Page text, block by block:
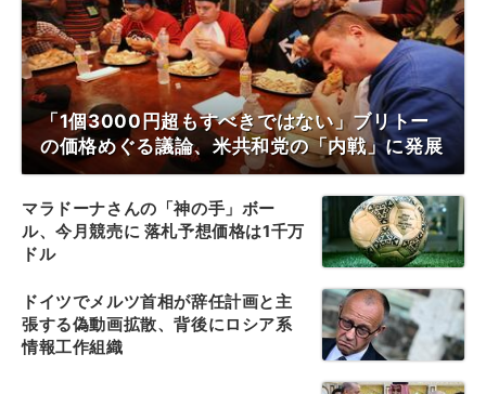
「1個3000円超もすべきではない」ブリトー
の価格めぐる議論、米共和党の「内戦」に発展
マラドーナさんの「神の手」ボー
ル、今月競売に 落札予想価格は1千万
ドル
ドイツでメルツ首相が辞任計画と主
張する偽動画拡散、背後にロシア系
情報工作組織